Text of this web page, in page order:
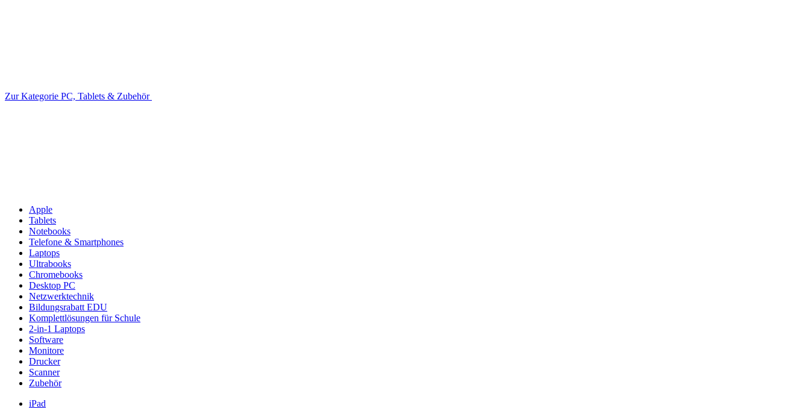
Zur Kategorie PC, Tablets & Zubehör
Apple
Tablets
Notebooks
Telefone & Smartphones
Laptops
Ultrabooks
Chromebooks
Desktop PC
Netzwerktechnik
Bildungsrabatt EDU
Komplettlösungen für Schule
2-in-1 Laptops
Software
Monitore
Drucker
Scanner
Zubehör
iPad